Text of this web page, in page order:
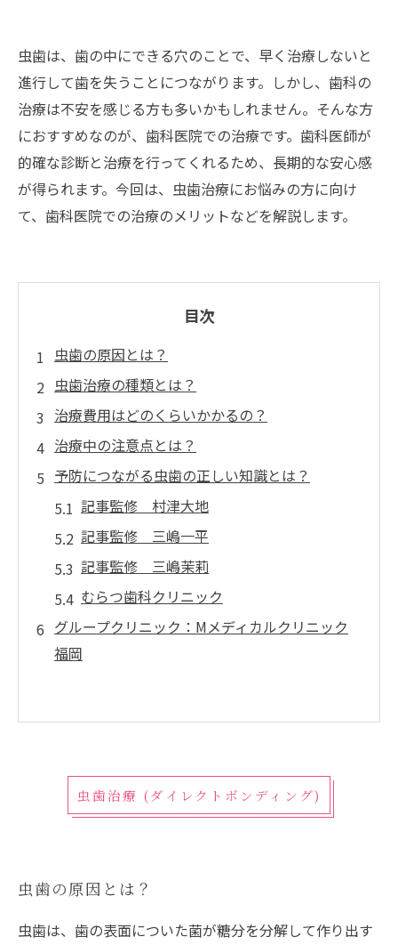
虫歯は、歯の中にできる穴のことで、早く治療しないと
進行して歯を失うことにつながります。しかし、歯科の
治療は不安を感じる方も多いかもしれません。そんな方
におすすめなのが、歯科医院での治療です。歯科医師が
的確な診断と治療を行ってくれるため、長期的な安心感
が得られます。今回は、虫歯治療にお悩みの方に向け
て、歯科医院での治療のメリットなどを解説します。
目次
虫歯の原因とは？
虫歯治療の種類とは？
治療費用はどのくらいかかるの？
治療中の注意点とは？
予防につながる虫歯の正しい知識とは？
記事監修 村津大地
記事監修 三嶋一平
記事監修 三嶋茉莉
むらつ歯科クリニック
グループクリニック：Mメディカルクリニック
福岡
虫歯治療 (ダイレクトボンディング)
虫歯の原因とは？
虫歯は、歯の表面についた菌が糖分を分解して作り出す